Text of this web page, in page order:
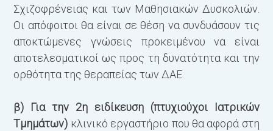
Σχιζοφρένειας και των Μαθησιακών Δυσκολιών.
Οι απόφοιτοι θα είναι σε θέση να συνδυάσουν τις
αποκτώμενες γνώσεις προκειμένου να είναι
αποτελεσματικοί ως προς τη δυνατότητα και την
ορθότητα της θεραπείας των ΔΑΕ.
β) Για την 2η ειδίκευση (πτυχιούχοι Ιατρικών
Τμημάτων) κλινικό εργαστήριο που θα αφορά στη